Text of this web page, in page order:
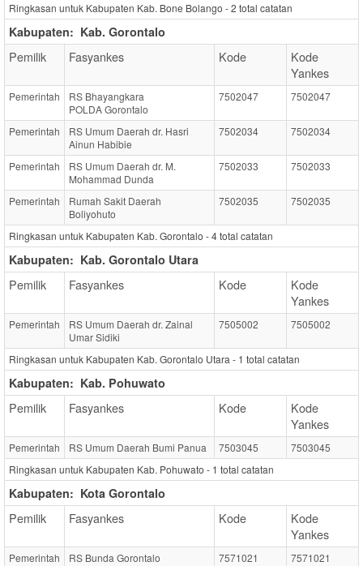
Ringkasan untuk Kabupaten Kab. Bone Bolango -2 total catatan
Kabupaten: Kab. Gorontalo
Pemilik Fasyankes Kode
Kode
Yankes
Pemerintah
RS Bhayangkara
POLDA Gorontalo
7502047 7502047
Pemerintah
RS Umum Daerah dr. Hasri
Ainun Habibie
7502034 7502034
Pemerintah
RS Umum Daerah dr. M.
Mohammad Dunda
7502033 7502033
Pemerintah
Rumah Sakit Daerah
Boliyohuto
7502035 7502035
Ringkasan untuk Kabupaten Kab. Gorontalo -4total catatan
Kabupaten: Kab. Gorontalo Utara
Pemilik Fasyankes Kode
Kode
Yankes
Pemerintah
RS Umum Daerah dr. Zainal
Umar Sidiki
7505002 7505002
Ringkasan untuk Kabupaten Kab. Gorontalo Utara - 1 total catatan
Kabupaten: Kab. Pohuwato
Pemilik Fasyankes Kode
Kode
Yankes
Pemerintah RS Umum Daerah Bumi Panua 7503045
7503045
Ringkasan untuk Kabupaten Kab. Pohuwato - 1 total catatan
Kabupaten: Kota Gorontalo
Pemilik Fasyankes Kode
Kode
Yankes
Pemerintah RS Bunda Gorontalo 7571021 7571021